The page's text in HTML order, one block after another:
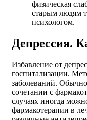
физическая
старым людям
психологом.
Депрессия.
Избавление от
госпитализации.
заболеваний.
сочетании с
случаях иногда
фармакотерапии в